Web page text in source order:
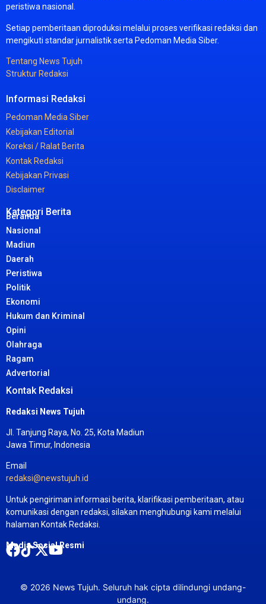
peristiwa nasional.
Setiap pemberitaan diproduksi melalui proses verifikasi redaksi dan
mengikuti standarjurnalistikserta Pedoman Media Siber.
Tentang News Tujuh
Struktur Redaksi
Informasi Redaksi
Pedoman MediaSiber
Kebijakan Editorial
Koreksi / Ralat Berita
KontakRedaksi
Kebijakan Privasi
Disclaimer
Kategori Berita
Beranda
Nasional
Madiun
Daerah
Peristiwa
Politik
Ekonomi
Hukum dan Kriminal
Opini
Olahraga
Ragam
Advertorial
Kontak Redaksi
Redaksi News Tujuh
Jl. Tanjung Raya, No. 25, Kota Madiun
Jawa Timur, Indonesia
Email
redaksi@newstujuh.id
Untuk pengiriman informasi berita, klarifikasi pemberitaan, atau
komunikasi dengan redaksi, silakan menghubungi kami melalui
halaman Kontak Redaksi.
Media Sosial Resmi
© 2026 News Tujuh. Seluruh hak cipta dilindungi undang-
undang.